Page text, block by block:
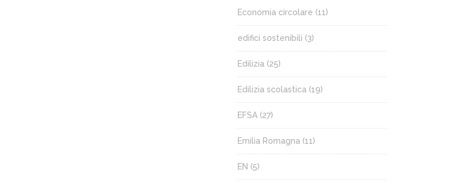
Economia circolare (11)
edifici sostenibili (3)
Edilizia (25)
Edilizia scolastica (19)
EFSA (27)
Emilia Romagna (11)
EN (5)